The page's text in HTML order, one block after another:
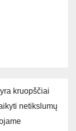
kruopščiai
netikslumų